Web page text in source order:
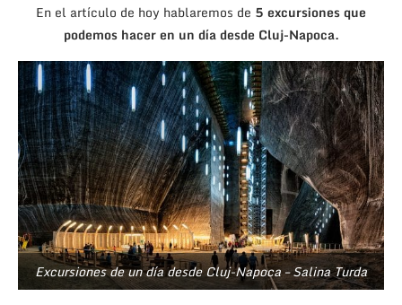
En el artículo de hoy hablaremos de 5 excursiones que
podemos hacer en un día desde Cluj-Napoca.
Excursiones de un día desde Cluj-Napoca – Salina Turda